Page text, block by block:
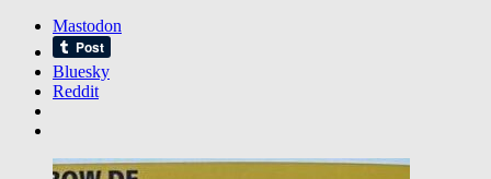
Mastodon
Bluesky
Reddit